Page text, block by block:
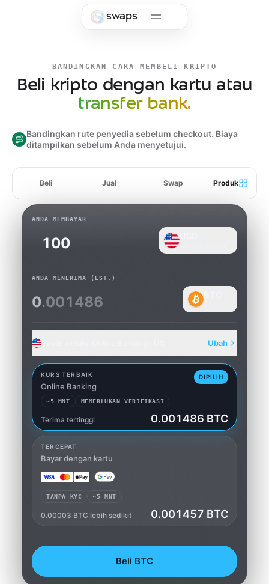
swaps
BANDINGKAN CARA MEMBELI KRIPTO
Beli kripto dengan kartu atau
transfer bank.
Bandingkan rute penyedia sebelum checkout. Biaya
ditampilkan sebelum Anda menyetujui.
Beli Jual Swap Produk
ANDA MEMBAYAR
ANDA MENERIMA (EST.)
0.001486
Ubah
KURS TERBAIK
Online Banking
DIPILIH
~5 MNT MEMERLUKAN VERIFIKASI
Terima tertinggi 0.001486 BTC
Online Banking
TERCEPAT
Bayar dengan kartu
TANPA KYC ~5 MNT
0.00003 BTC lebih sedikit 0.001457 BTC
Beli BTC